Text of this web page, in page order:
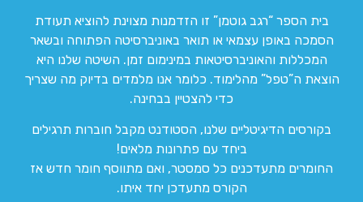
בית הספר “רגב גוטמן” זו הזדמנות מצוינת להוציא תעודת
הסמכה באופן עצמאי או תואר באוניברסיטה הפתוחה ובשאר
המכללות והאוניברסיטאות במינימום זמן. השיטה שלנו היא
הוצאת ה”טפל” מהלימוד. כלומר אנו מלמדים בדיוק מה שצריך
כדי להצטיין בבחינה.
בקורסים הדיגיטליים שלנו, הסטודנט מקבל חוברות תרגילים
ביחד עם פתרונות מלאים!
החומרים מתעדכנים כל סמסטר, ואם מתווסף חומר חדש אז
הקורס מתעדכן יחד איתו.